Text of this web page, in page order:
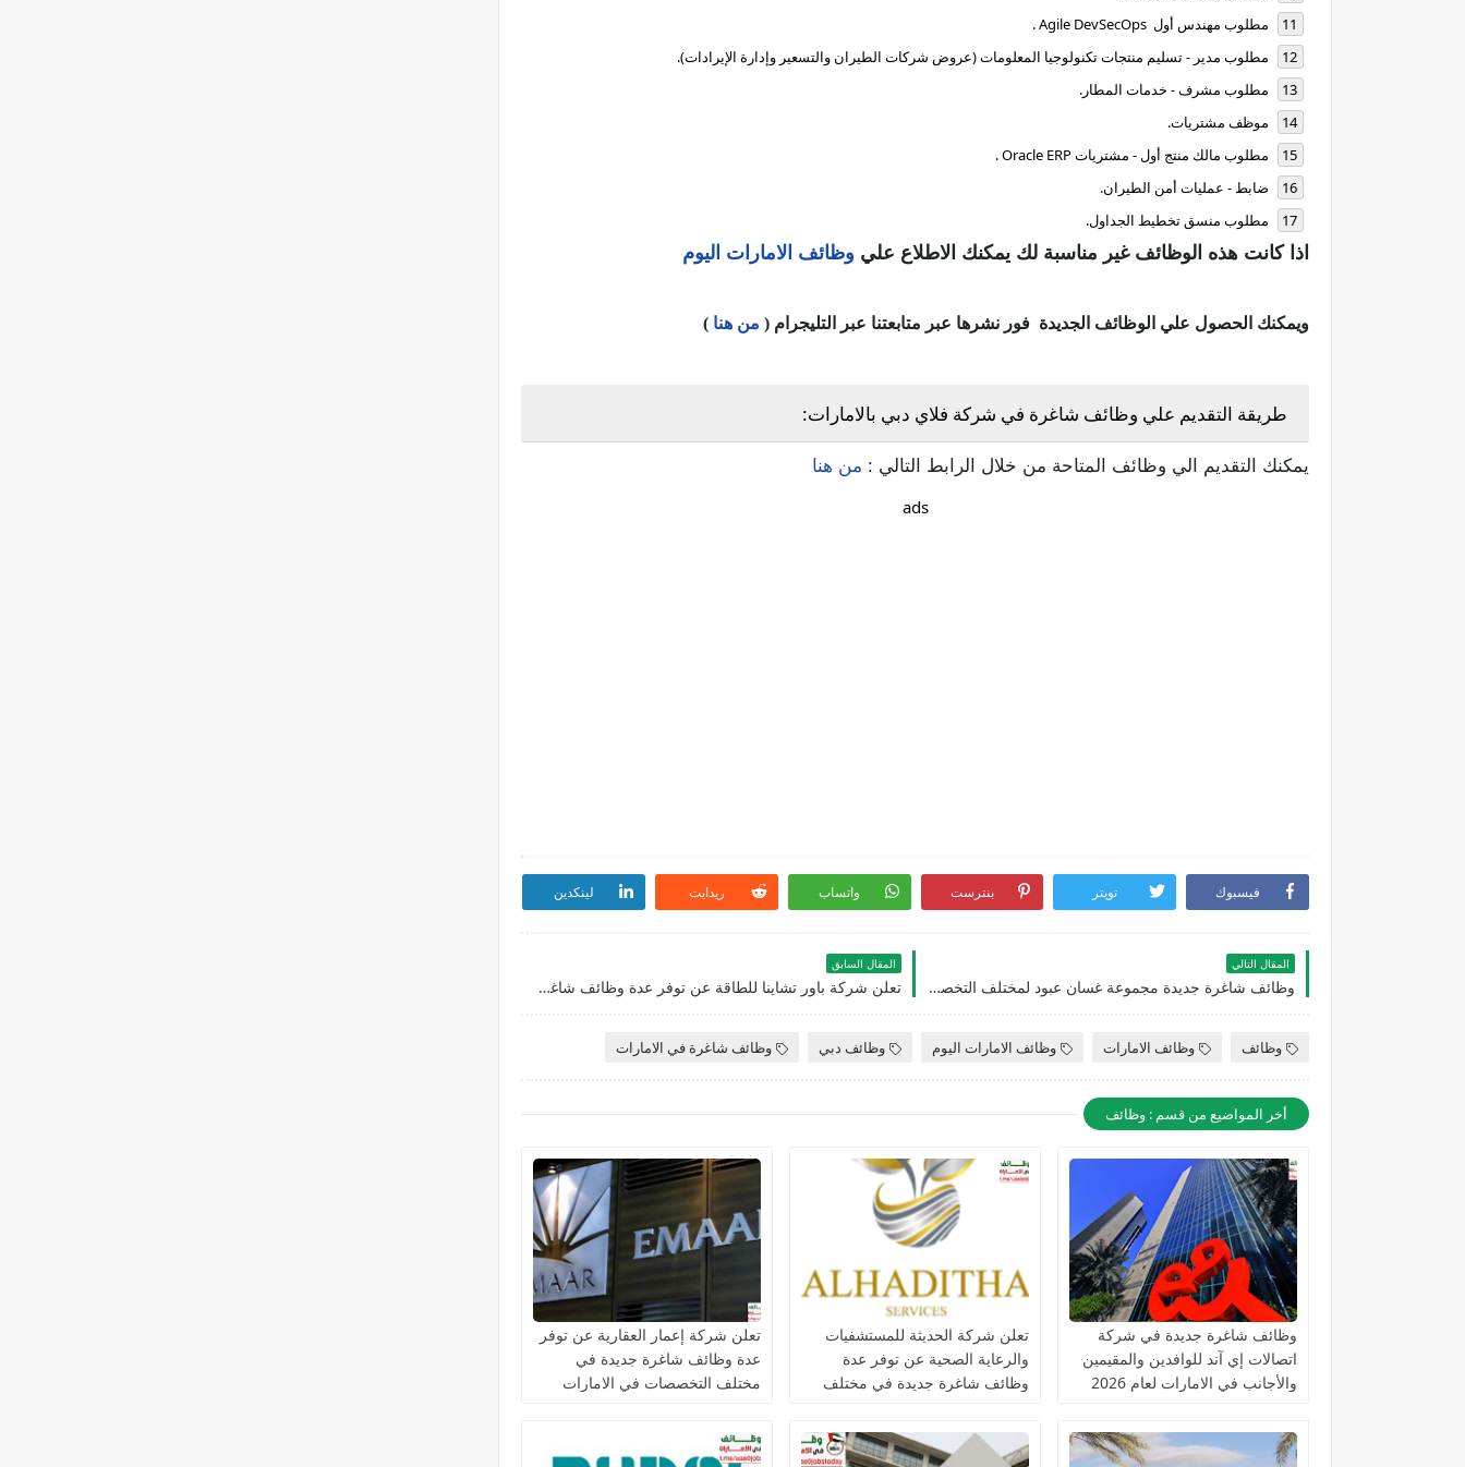
مطلوب مهندس أول Agile DevSecOps .
مطلوب مدير - تسليم منتجات تكنولوجيا المعلومات (عروض شركات الطيران والتسعير وإدارة الإيرادات).
مطلوب مشرف - خدمات المطار.
موظف مشتريات.
مطلوب مالك منتج أول - مشتريات Oracle ERP .
ضابط - عمليات أمن الطيران.
مطلوب منسق تخطيط الجداول.
اذا كانت هذه الوظائف غير مناسبة لك يمكنك الاطلاع علي وظائف الامارات اليوم
ويمكنك الحصول علي الوظائف الجديدة فور نشرها عبر متابعتنا عبر التليجرام ( من هنا )
طريقة التقديم علي وظائف شاغرة في شركة فلاي دبي بالامارات:
يمكنك التقديم الي وظائف المتاحة من خلال الرابط التالي : من هنا
ads
فيسبوك تويتر بنترست واتساب ريدايت لينكدين
المقال التالي
وظائف شاغرة جديدة مجموعة غسان عبود لمختلف التخصصات للجنسيين في الامارات
المقال السابق
تعلن شركة باور تشاينا للطاقة عن توفر عدة وظائف شاغرة جديدة في العديد من التخصصات للجنسيين في الامارات
وظائف وظائف الامارات وظائف الامارات اليوم وظائف دبي وظائف شاغرة في الامارات
أخر المواضيع من قسم : وظائف
وظائف شاغرة جديدة في شركة
اتصالات إي آند للوافدين والمقيمين
والأجانب في الامارات لعام 2026
تعلن شركة الحديثة للمستشفيات
والرعاية الصحية عن توفر عدة
وظائف شاغرة جديدة في مختلف
تعلن شركة إعمار العقارية عن توفر
عدة وظائف شاغرة جديدة في
مختلف التخصصات في الامارات